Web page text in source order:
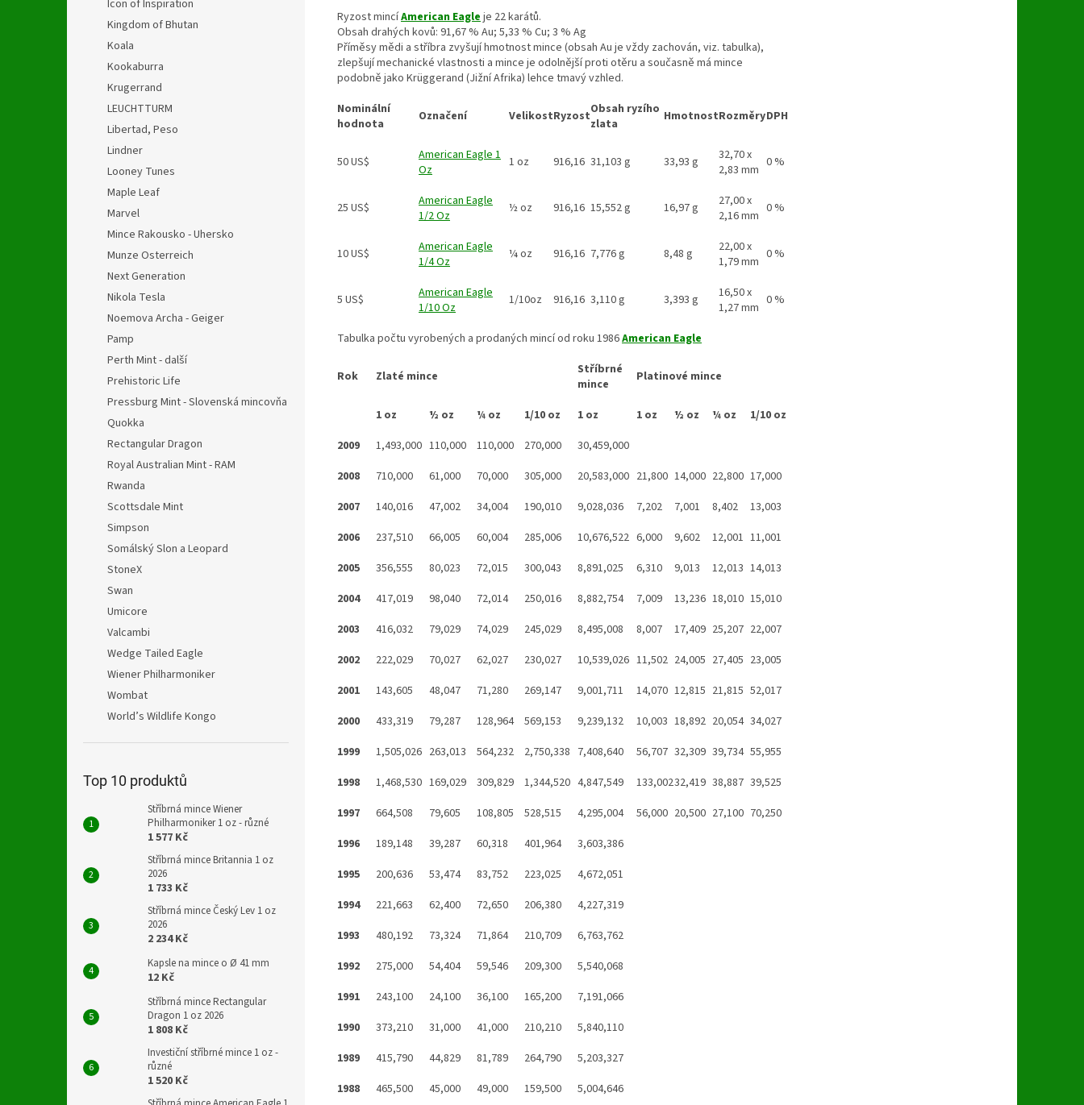
Icon of Inspiration
Kingdom of Bhutan
Koala
Kookaburra
Krugerrand
LEUCHTTURM
Libertad, Peso
Lindner
Looney Tunes
Maple Leaf
Marvel
Mince Rakousko - Uhersko
Munze Osterreich
Next Generation
Nikola Tesla
Noemova Archa - Geiger
Pamp
Perth Mint - další
Prehistoric Life
Pressburg Mint - Slovenská mincovňa
Quokka
Rectangular Dragon
Royal Australian Mint - RAM
Rwanda
Scottsdale Mint
Simpson
Somálský Slon a Leopard
StoneX
Swan
Umicore
Valcambi
Wedge Tailed Eagle
Wiener Philharmoniker
Wombat
World’s Wildlife Kongo
Top 10 produktů
Stříbrná mince Wiener
Philharmoniker 1 oz - různé
1 577 Kč
Stříbrná mince Britannia 1 oz
2026
1 733 Kč
Stříbrná mince Český Lev 1 oz
2026
2 234 Kč
Kapsle na mince o Ø 41 mm
12 Kč
Stříbrná mince Rectangular
Dragon 1 oz 2026
1 808 Kč
Investiční stříbrné mince 1 oz -
různé
1 520 Kč
Ryzost mincíAmerican Eagle je 22 karátů.
Obsah drahých kovů: 91,67 % Au; 5,33 % Cu; 3 % Ag
Příměsy mědi a stříbra zvyšují hmotnost mince (obsah Au je vždy zachován, viz. tabulka),
zlepšují mechanické vlastnosti a mince je odolnější proti otěru a současně má mince
podobně jako Krüggerand (Jižní Afrika) lehce tmavý vzhled.
Nominální
hodnota
Označení VelikostRyzostObsah ryzího
zlata
HmotnostRozměryDPH
50 US$
American Eagle 1
Oz
1 oz 916,16 31,103 g 33,93 g
32,70 x
2,83 mm 0 %
25 US$
American Eagle
1/2 Oz
½ oz 916,16 15,552 g 16,97 g
27,00 x
2,16 mm 0 %
10 US$
American Eagle
1/4 Oz
¼ oz 916,16 7,776 g 8,48 g
22,00 x
1,79 mm 0 %
5 US$
American Eagle
1/10 Oz
1/10oz 916,16 3,110 g 3,393 g
16,50 x
1,27 mm 0 %
Tabulka počtu vyrobených a prodaných mincí od roku 1986American Eagle
Rok Zlaté mince
Stříbrné
mince
Platinové mince
1 oz ½ oz ¼ oz 1/10 oz 1 oz 1 oz ½ oz ¼ oz
1/10 oz
2009
1,493,000 110,000 110,000 270,000
30,459,000
2008
710,000 61,000 70,000 305,000 20,583,000 21,800 14,000 22,800 17,000
2007
140,016 47,002 34,004 190,010 9,028,036 7,202 7,001 8,402
13,003
2006
237,510 66,005 60,004 285,006 10,676,522 6,000 9,602 12,001 11,001
2005
356,555 80,023 72,015 300,043 8,891,025 6,310 9,013 12,013 14,013
2004
417,019 98,040 72,014 250,016 8,882,754 7,009 13,236 18,010 15,010
2003
416,032 79,029 74,029 245,029 8,495,008 8,007 17,409 25,207 22,007
2002
222,029 70,027 62,027 230,027 10,539,026 11,502 24,005 27,405 23,005
2001
143,605 48,047 71,280 269,147 9,001,711 14,070 12,815 21,815 52,017
2000
433,319 79,287 128,964 569,153 9,239,132 10,003 18,892 20,054 34,027
1999
1,505,026 263,013 564,232 2,750,338 7,408,640 56,707 32,309 39,734 55,955
1998
1,468,530 169,029 309,829 1,344,520 4,847,549 133,00232,419 38,887 39,525
1997
664,508 79,605 108,805 528,515 4,295,004 56,000 20,500 27,100 70,250
1996
189,148 39,287 60,318 401,964
3,603,386
1995
200,636 53,474 83,752 223,025
4,672,051
1994
221,663 62,400 72,650 206,380
4,227,319
1993
480,192 73,324 71,864 210,709
6,763,762
1992
275,000 54,404 59,546 209,300
5,540,068
1991
243,100 24,100 36,100 165,200
7,191,066
1990
373,210 31,000 41,000 210,210
5,840,110
1989
415,790 44,829 81,789 264,790
5,203,327
1988
465,500 45,000 49,000 159,500 5,004,646